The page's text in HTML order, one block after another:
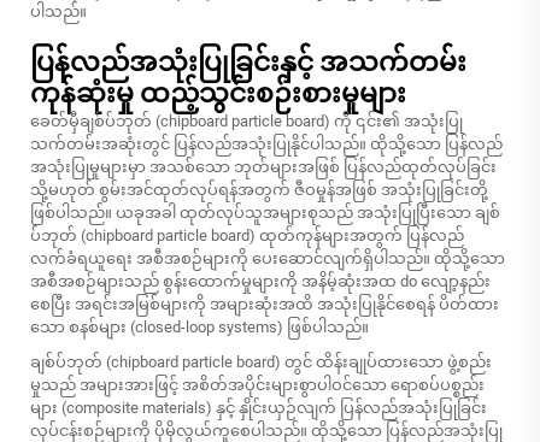
ပါသည်။
ပြန်လည်အသုံးပြုခြင်းနှင့် အသက်တမ်း
ကုန်ဆုံးမှု ထည့်သွင်းစဉ်းစားမှုများ
ခေတ်မှီချစ်ပ်ဘုတ် (chipboard particle board) ကို ၎င်း၏ အသုံးပြု
သက်တမ်းအဆုံးတွင် ပြန်လည်အသုံးပြုနိုင်ပါသည်။ ထိုသို့သော ပြန်လည်
အသုံးပြုမှုများမှာ အသစ်သော ဘုတ်များအဖြစ် ပြန်လည်ထုတ်လုပ်ခြင်း
သို့မဟုတ် စွမ်းအင်ထုတ်လုပ်ရန်အတွက် ဇီဝမှုန်အဖြစ် အသုံးပြုခြင်းတို့
ဖြစ်ပါသည်။ ယခုအခါ ထုတ်လုပ်သူအများစုသည် အသုံးပြုပြီးသော ချစ်
ပ်ဘုတ် (chipboard particle board) ထုတ်ကုန်များအတွက် ပြန်လည်
လက်ခံရယူရေး အစီအစဉ်များကို ပေးဆောင်လျက်ရှိပါသည်။ ထိုသို့သော
အစီအစဉ်များသည် စွန်းထောက်မှုများကို အနိမ့်ဆုံးအထ do လျော့နည်း
စေပြီး အရင်းအမြစ်များကို အများဆုံးအထိ အသုံးပြုနိုင်စေရန် ပိတ်ထား
သော စနစ်များ (closed-loop systems) ဖြစ်ပါသည်။
ချစ်ပ်ဘုတ် (chipboard particle board) တွင် ထိန်းချုပ်ထားသော ဖွဲ့စည်း
မှုသည် အများအားဖြင့် အစိတ်အပိုင်းများစွာပါဝင်သော ရောစပ်ပစ္စည်း
များ (composite materials) နှင့် နှိုင်းယှဉ်လျက် ပြန်လည်အသုံးပြုခြင်း
လုပ်ငန်းစဉ်များကို ပိုမိုလွယ်ကူစေပါသည်။ ထိုသို့သော ပြန်လည်အသုံးပြု